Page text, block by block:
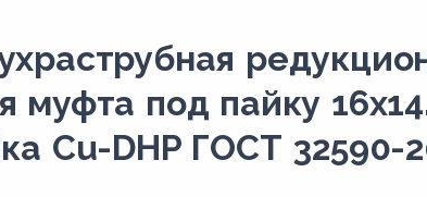
муфта под пайку
Cu-DHP ГОСТ 32590-